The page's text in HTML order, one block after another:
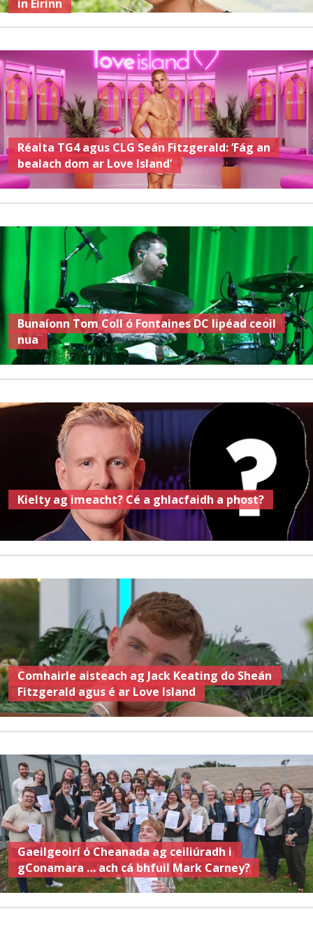
in Éirinn
Réalta TG4 agus CLG Seán Fitzgerald: ‘Fág an
bealach dom ar Love Island’
Bunaíonn Tom Coll ó Fontaines DC lipéad ceoil
nua
Kielty ag imeacht? Cé a ghlacfaidh a phost?
Comhairle aisteach ag Jack Keating do Sheán
Fitzgerald agus é ar Love Island
Gaeilgeoirí ó Cheanada ag ceiliúradh i
gConamara … ach cá bhfuil Mark Carney?